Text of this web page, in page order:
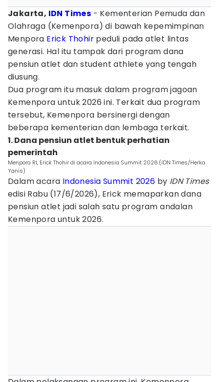
Jakarta, IDN Times - Kementerian Pemuda dan
Olahraga (Kemenpora) di bawah kepemimpinan
Menpora Erick Thohir peduli pada atlet lintas
generasi. Hal itu tampak dari program dana
pensiun atlet dan student athlete yang tengah
diusung.
Dua program itu masuk dalam program jagoan
Kemenpora untuk 2026 ini. Terkait dua program
tersebut, Kemenpora bersinergi dengan
beberapa kementerian dan lembaga terkait.
1. Dana pensiun atlet bentuk perhatian
pemerintah
Menpora RI, Erick Thohir di acara Indonesia Summit 2026.(IDN Times/Herka
Yanis)
Dalam acara Indonesia Summit 2026 by IDN Times
edisi Rabu (17/6/2026), Erick memaparkan dana
pensiun atlet jadi salah satu program andalan
Kemenpora untuk 2026.